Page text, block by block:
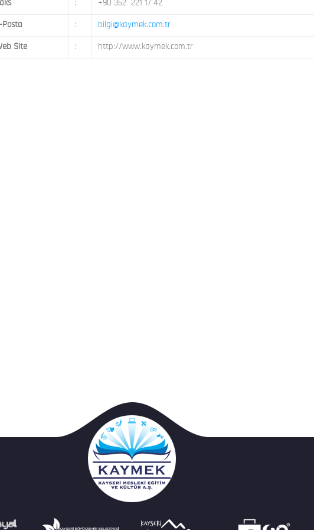
: +90 352 221 17 42
Posta : bilgi@kaymek.com.tr
Site : http://www.kaymek.com.tr